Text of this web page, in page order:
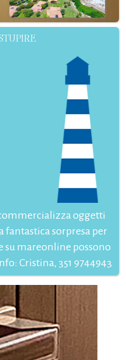
oggetti
fantastica sorpresa per
su mareonline possono
Cristina, 351 9744943